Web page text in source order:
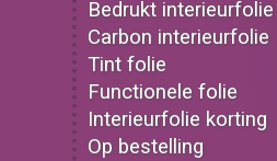
Bedrukt interieurfolie
Carbon interieurfolie
Tint folie
Functionele folie
Interieurfolie korting
Op bestelling